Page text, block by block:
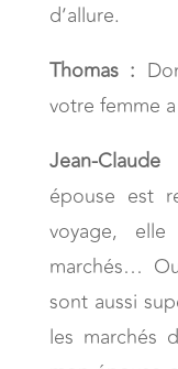
d’allure.
Thomas :
votre femme
Jean-
épouse est
voyage,
marchés…
sont aussi
les marchés